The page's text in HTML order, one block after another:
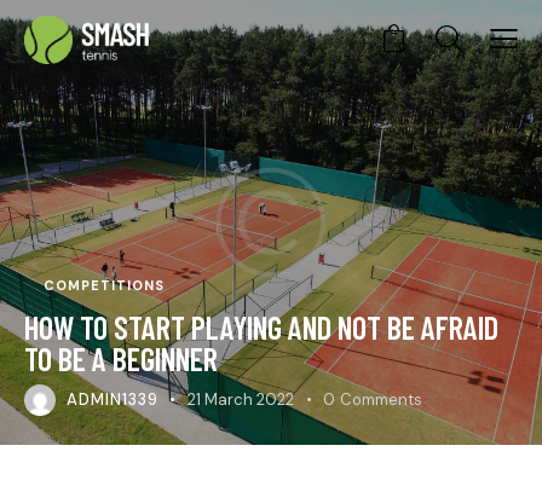
0
COMPETITIONS
HOW TO START PLAYING AND NOT BE AFRAID
TO BE A BEGINNER
ADMIN1339 21 March 2022 0 Comments